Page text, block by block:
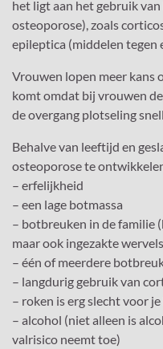
het ligt aan het gebruik
osteoporose), zoals
epileptica (middelen tegen
Vrouwen lopen meer kans
komt omdat bij vrouwen
de overgang plotseling
Behalve van leeftijd en
osteoporose te
– erfelijkheid
– een lage botmassa
– botbreuken in de familie
maar ook ingezakte
– één of meerdere
– langdurig gebruik van
– roken is erg slecht voor
– alcohol (niet alleen is
valrisico neemt toe)